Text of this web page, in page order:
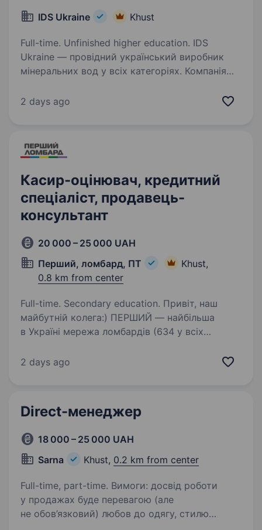
IDS Ukraine Khust
Full-time. Unfinished higher education. IDS
Ukraine — провідний український виробник
мінеральних вод у всіх категоріях. Компанія
мінеральних вод, які видобуваються
2 days ago
Касир-оцінювач, кредитний
спеціаліст, продавець-
консультант
20 000 – 25 000 UAH
Перший, ломбард, ПТ
Khust,
0.8 km from center
Full-time. Secondary education. Привіт, наш
майбутній колега:) ПЕРШИЙ — найбільша
в Україні мережа ломбардів (634 у всіх
де можна отримати різні фінансові послуги
2 days ago
Direct-менеджер
18 000 – 25 000 UAH
Sarna
Khust, 0.2 km from center
Full-time, part-time. Вимоги: досвід роботи
у продажах буде перевагою (але
не обов’язковий) любов до одягу, стилю